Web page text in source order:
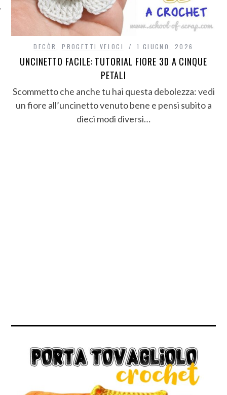
DECÒR ,PROGETTI VELOCI 1 GIUGNO, 2026
UNCINETTO FACILE: TUTORIAL FIORE 3D A CINQUE
PETALI
Scommetto che anche tu hai questa debolezza: vedi
un fiore all’uncinetto venuto bene e pensi subito a
dieci modi diversi…